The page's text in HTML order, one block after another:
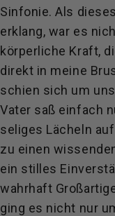
Sinfonie. Als
erklang, war es
körperliche Kraft,
direkt in meine
schien sich um
Vater saß einfach
seliges Lächeln
zu einen
ein stilles
wahrhaft
ging es nicht nur